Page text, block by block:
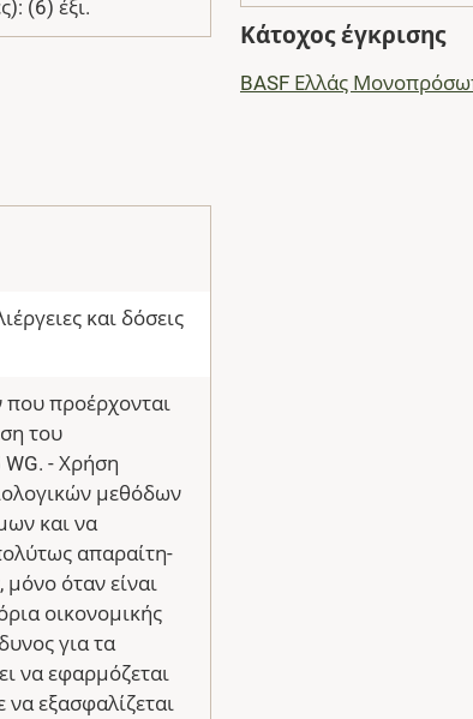
(6) έξι.
Κάτοχος έγκρισης
BASF Ελλάς
και δόσεις
που προέρχονται
του
- Χρήση
μεθόδων
και να
απαραίτη-
μόνο όταν είναι
οικονομικής
για τα
να εφαρμόζεται
να εξασφαλίζεται